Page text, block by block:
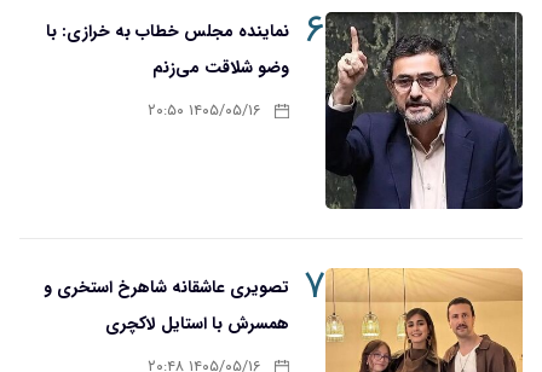
۶
نماینده مجلس خطاب به خرازی: با
وضو شلاقت می‌زنم
۱۴۰۵/۰۵/۱۶ ۲۰:۵۰
۷
تصویری عاشقانه شاهرخ استخری و
همسرش با استایل لاکچری